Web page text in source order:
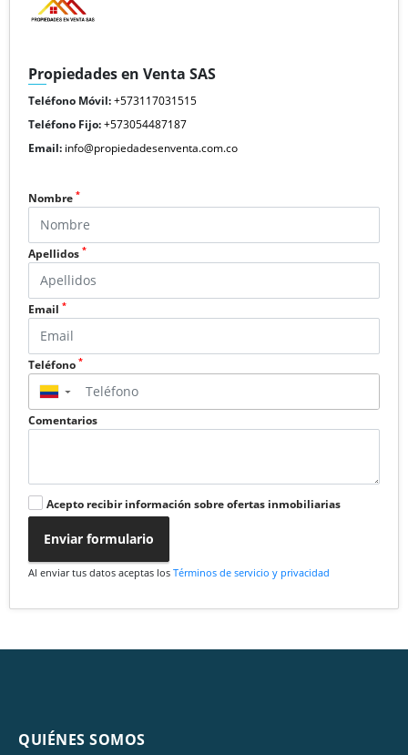
Propiedades en Venta SAS
Teléfono Móvil:+573117031515
Teléfono Fijo:+573054487187
Email: info@propiedadesenventa.com.co
Nombre *
Apellidos *
Email *
Teléfono *
▼
Comentarios
Acepto recibir información sobre ofertas inmobiliarias
Enviar formulario
Al enviar tus datos aceptas los Términos de servicio y privacidad
QUIÉNES SOMOS